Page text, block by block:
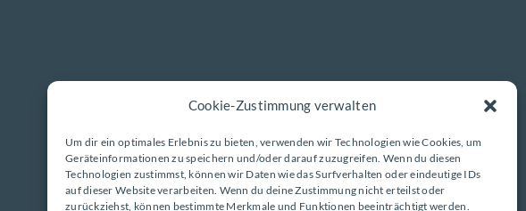
Cookie-Zustimmung verwalten
Um dir ein optimales Erlebnis zu bieten, verwenden wir Technologien wie Cookies, um
Geräteinformationen zu speichern und/oder darauf zuzugreifen. Wenn du diesen
Technologien zustimmst, können wir Daten wie das Surfverhalten oder eindeutige IDs
auf dieser Website verarbeiten. Wenn du deine Zustimmung nicht erteilst oder
zurückziehst, können bestimmte Merkmale und Funktionen beeinträchtigt werden.